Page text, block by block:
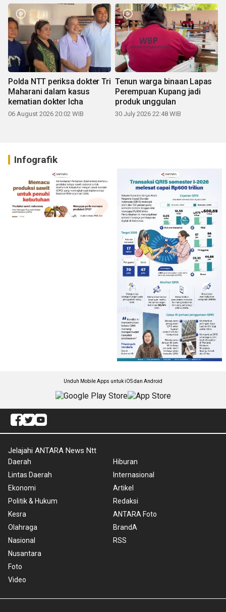
Polda NTT periksa dokter Tri
Maharani dalam kasus
kematian dokter Icha
06 August 2026 20:02 WIB
Tenun warga binaan Lapas
Perempuan Kupang jadi
produk unggulan
30 July 2026 22:48 WIB
Infografik
Unduh Mobile Apps untuk iOS dan Android
Jelajahi ANTARA News Ntt
Daerah
Lintas Daerah
Ekonomi
Politik & Hukum
Kesra
Olahraga
Nasional
Nusantara
Foto
Video
Hiburan
Internasional
Artikel
Redaksi
ANTARA Foto
BrandA
RSS